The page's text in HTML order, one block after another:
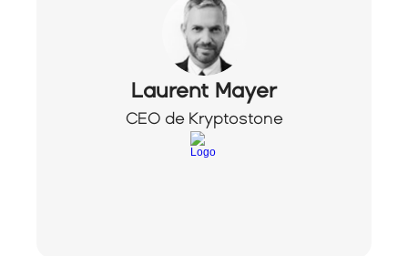
Laurent Mayer
CEO de Kryptostone